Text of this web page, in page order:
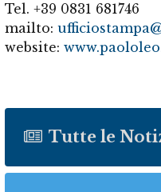
Tel. +39 0831 681746
mailto:
website:
Tutte le